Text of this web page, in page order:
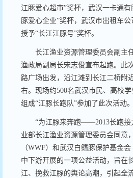
江豚爱心超市”奖杯，武汉一卡通
豚爱心企业”奖杯，武汉市出租车
授予“长江江豚号”奖杯。
长江渔业资源管理委员会副主
渔政局副局长宋志俊宣布起跑。此
路广场出发，沿江滩到长江二桥附
右。现场约500名武汉市民、高校
组成“江豚长跑队”参加了此次活动。
“为江豚来奔跑——2013长跑接
业部长江渔业资源管理委员会同意
（WWF）和武汉白鳍豚保护基金会
中下游开展的一项公益活动，旨在
江、挽救江豚的舆论高潮，引起全